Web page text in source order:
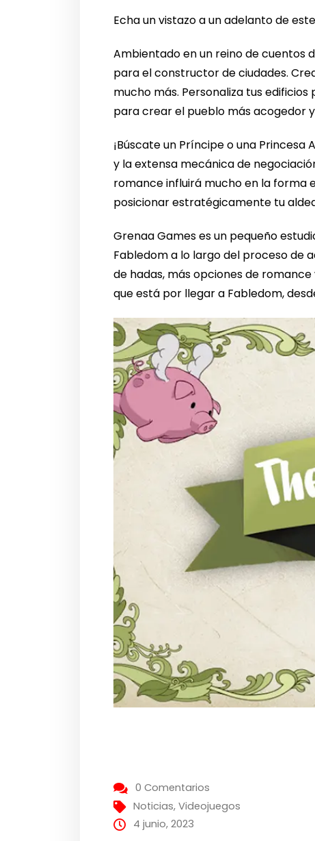
Echa un vistazo a un adelanto de
Ambientado en un reino de cuentos
para el constructor de ciudades.
mucho más. Personaliza tus
para crear el pueblo más acogedor
¡Búscate un Príncipe o una
y la extensa mecánica de
romance influirá mucho en la forma
posicionar estratégicamente tu
Grenaa Games es un pequeño
Fabledom a lo largo del proceso de
de hadas, más opciones de
que está por llegar a Fabledom,
0 Comentarios
Noticias,Videojuegos
4 junio, 2023